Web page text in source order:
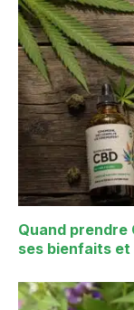
Quand prendre
ses bienfaits et